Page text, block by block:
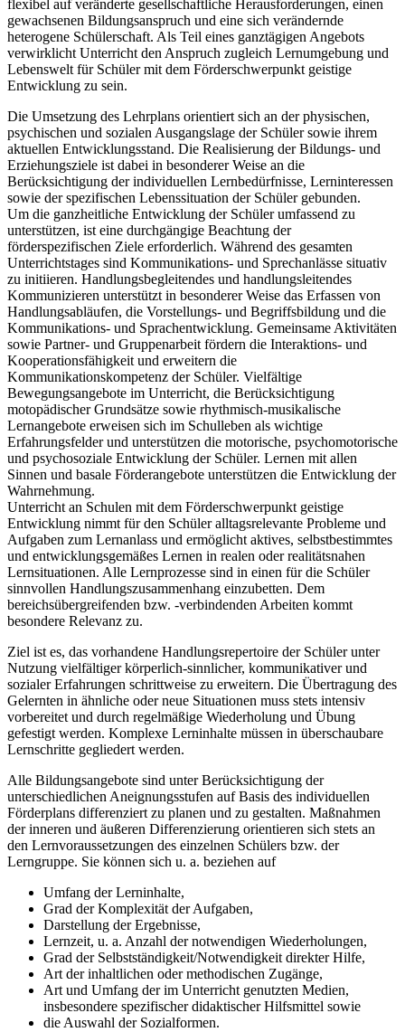
flexibel auf veränderte gesellschaftliche Herausforderungen, einen
gewachsenen Bildungsanspruch und eine sich verändernde
heterogene Schülerschaft. Als Teil eines ganztägigen Angebots
verwirklicht Unterricht den Anspruch zugleich Lernumgebung und
Lebenswelt für Schüler mit dem Förderschwerpunkt geistige
Entwicklung zu sein.
Die Umsetzung des Lehrplans orientiert sich an der physischen,
psychischen und sozialen Ausgangslage der Schüler sowie ihrem
aktuellen Entwicklungsstand. Die Realisierung der Bildungs- und
Erziehungsziele ist dabei in besonderer Weise an die
Berücksichtigung der individuellen Lernbedürfnisse, Lerninteressen
sowie der spezifischen Lebenssituation der Schüler gebunden.
Um die ganzheitliche Entwicklung der Schüler umfassend zu
unterstützen, ist eine durchgängige Beachtung der
förderspezifischen Ziele erforderlich. Während des gesamten
Unterrichtstages sind Kommunikations- und Sprechanlässe situativ
zu initiieren. Handlungsbegleitendes und handlungsleitendes
Kommunizieren unterstützt in besonderer Weise das Erfassen von
Handlungsabläufen, die Vorstellungs- und Begriffsbildung und die
Kommunikations- und Sprachentwicklung. Gemeinsame Aktivitäten
sowie Partner- und Gruppenarbeit fördern die Interaktions- und
Kooperationsfähigkeit und erweitern die
Kommunikationskompetenz der Schüler. Vielfältige
Bewegungsangebote im Unterricht, die Berücksichtigung
motopädischer Grundsätze sowie rhythmisch-musikalische
Lernangebote erweisen sich im Schulleben als wichtige
Erfahrungsfelder und unterstützen die motorische, psychomotorische
und psychosoziale Entwicklung der Schüler. Lernen mit allen
Sinnen und basale Förderangebote unterstützen die Entwicklung der
Wahrnehmung.
Unterricht an Schulen mit dem Förderschwerpunkt geistige
Entwicklung nimmt für den Schüler alltagsrelevante Probleme und
Aufgaben zum Lernanlass und ermöglicht aktives, selbstbestimmtes
und entwicklungsgemäßes Lernen in realen oder realitätsnahen
Lernsituationen. Alle Lernprozesse sind in einen für die Schüler
sinnvollen Handlungszusammenhang einzubetten. Dem
bereichsübergreifenden bzw. -verbindenden Arbeiten kommt
besondere Relevanz zu.
Ziel ist es, das vorhandene Handlungsrepertoire der Schüler unter
Nutzung vielfältiger körperlich-sinnlicher, kommunikativer und
sozialer Erfahrungen schrittweise zu erweitern. Die Übertragung des
Gelernten in ähnliche oder neue Situationen muss stets intensiv
vorbereitet und durch regelmäßige Wiederholung und Übung
gefestigt werden. Komplexe Lerninhalte müssen in überschaubare
Lernschritte gegliedert werden.
Alle Bildungsangebote sind unter Berücksichtigung der
unterschiedlichen Aneignungsstufen auf Basis des individuellen
Förderplans differenziert zu planen und zu gestalten. Maßnahmen
der inneren und äußeren Differenzierung orientieren sich stets an
den Lernvoraussetzungen des einzelnen Schülers bzw. der
Lerngruppe. Sie können sich u. a. beziehen auf
Umfang der Lerninhalte,
Grad der Komplexität der Aufgaben,
Darstellung der Ergebnisse,
Lernzeit, u. a. Anzahl der notwendigen Wiederholungen,
Grad der Selbstständigkeit/Notwendigkeit direkter Hilfe,
Art der inhaltlichen oder methodischen Zugänge,
Art und Umfang der im Unterricht genutzten Medien,
insbesondere spezifischer didaktischer Hilfsmittel sowie
die Auswahl der Sozialformen.